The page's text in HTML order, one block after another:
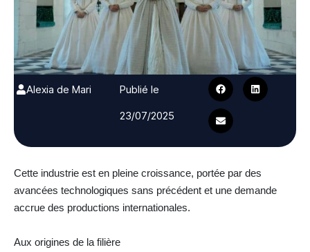
Alexia de Mari
Publié le
23/07/2025
Cette industrie est en pleine croissance, portée par des
avancées technologiques sans précédent et une demande
accrue des productions internationales.
Aux origines de la filière